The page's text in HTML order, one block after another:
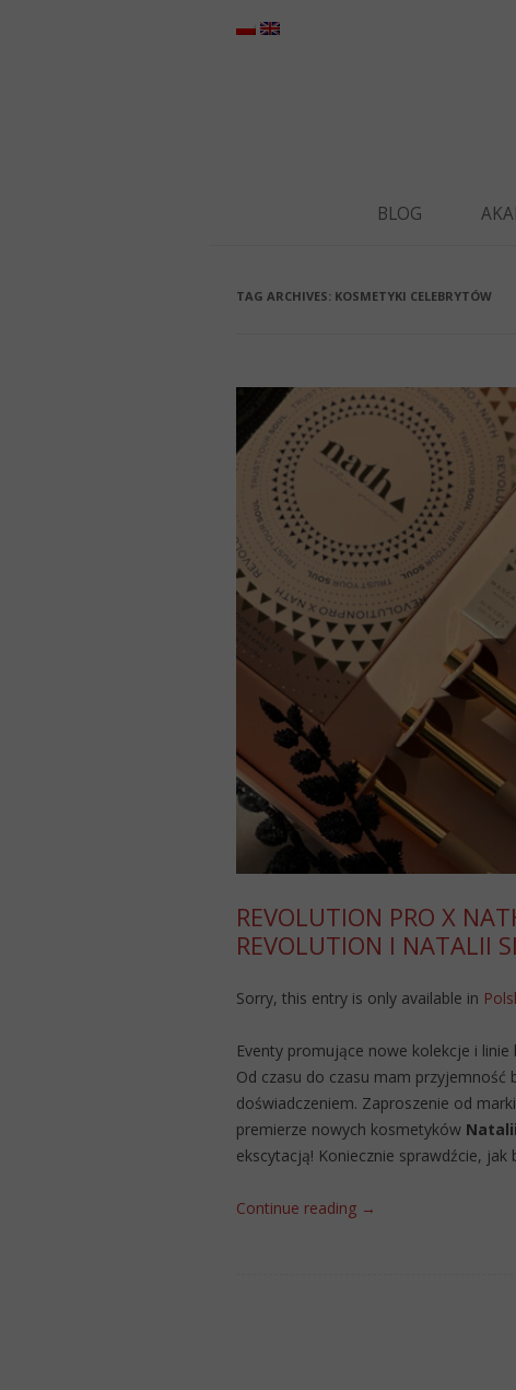
BLOG
TAG ARCHIVES: KOSMETYKI CELEBRYTÓW
REVOLUTION PRO X
REVOLUTION I NATALII
Sorry, this entry is only available in
Eventy promujące nowe kolekcje i
Od czasu do czasu mam przyjemność
doświadczeniem. Zaproszenie od marki
premierze nowych kosmetyków
ekscytacją! Koniecznie sprawdźcie,
Continue reading →